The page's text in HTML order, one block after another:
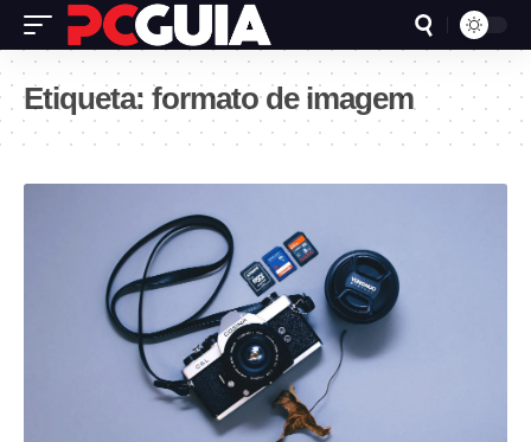
Etiqueta: formato de imagem